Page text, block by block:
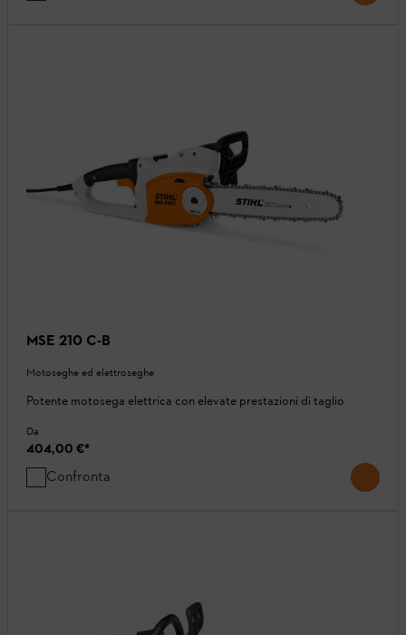
MSE 210 C-B
Motoseghe ed elettroseghe
Potente motosega elettrica con elevate prestazioni di taglio
Da
404,00 €*
Confronta